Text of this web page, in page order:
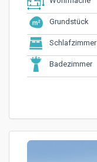
Grundstück
Schlafzimmer
Badezimmer